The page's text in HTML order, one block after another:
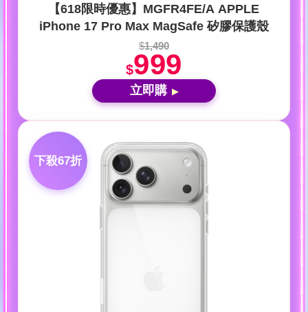
【618限時優惠】MGFR4FE/A APPLE
iPhone 17 Pro Max MagSafe 矽膠保護殼
$1,490
$999
立即購 ▶
下殺67折